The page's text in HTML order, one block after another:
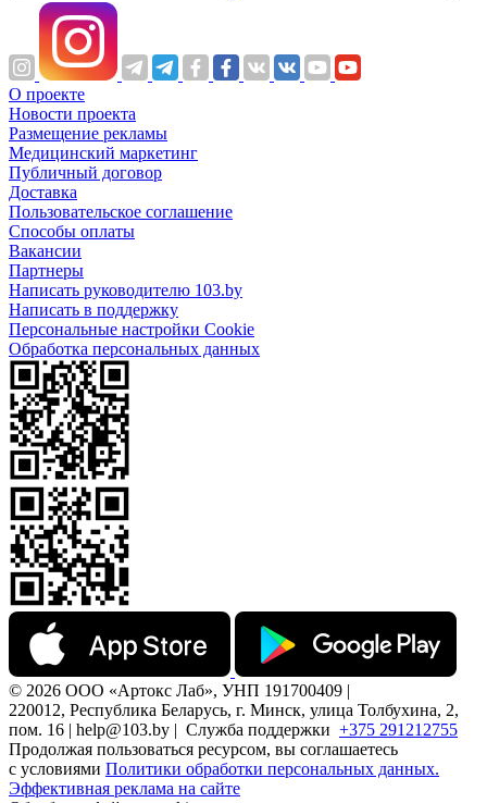
О проекте
Новости проекта
Размещение рекламы
Медицинский маркетинг
Публичный договор
Доставка
Пользовательское соглашение
Способы оплаты
Вакансии
Партнеры
Написать руководителю 103.by
Написать в поддержку
Персональные настройки Cookie
Обработка персональных данных
© 2026 ООО «Артокс Лаб», УНП 191700409 |
220012, Республика Беларусь, г. Минск, улица Толбухина, 2,
пом. 16 | help@103.by | Служба поддержки +375 291212755
Продолжая пользоваться ресурсом, вы соглашаетесь
с условиями Политики обработки персональных данных.
Эффективная реклама на сайте